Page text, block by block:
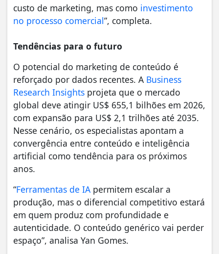
custo de marketing, mas como investimento
no processo comercial”, completa.
Tendências para o futuro
O potencial do marketing de conteúdo é
reforçado por dados recentes. A Business
Research Insights projeta que o mercado
global deve atingir US$ 655,1 bilhões em 2026,
com expansão para US$ 2,1 trilhões até 2035.
Nesse cenário, os especialistas apontam a
convergência entre conteúdo e inteligência
artificial como tendência para os próximos
anos.
“Ferramentas de IA permitem escalar a
produção, mas o diferencial competitivo estará
em quem produz com profundidade e
autenticidade. O conteúdo genérico vai perder
espaço”, analisa Yan Gomes.